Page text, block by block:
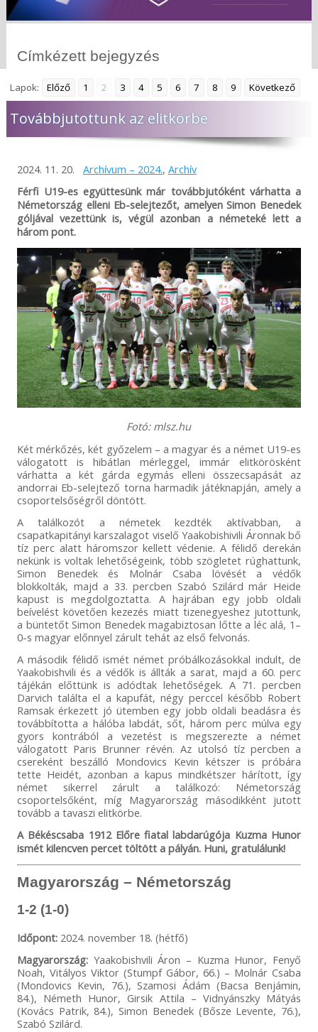
Címkézett bejegyzés
Lapok: Előző 1 2 3 4 5 6 7 8 9 Következő
Továbbjutottunk az elitkörbe
2024. 11. 20. Archívum – 2024., Archív
Férfi U19-es együttesünk már továbbjutóként várhatta a
Németország elleni Eb-selejtezőt, amelyen Simon Benedek
góljával vezettünk is, végül azonban a németeké lett a
három pont.
Fotó: mlsz.hu
Két mérkőzés, két győzelem – a magyar és a német U19-es
válogatott is hibátlan mérleggel, immár elitkörösként
várhatta a két gárda egymás elleni összecsapását az
andorrai Eb-selejtező torna harmadik játéknapján, amely a
csoportelsőségről döntött.
A találkozót a németek kezdték aktívabban, a
csapatkapitányi karszalagot viselő Yaakobishivili Áronnak bő
tíz perc alatt háromszor kellett védenie. A félidő derekán
nekünk is voltak lehetőségeink, több szögletet rúghattunk,
Simon Benedek és Molnár Csaba lövését a védők
blokkolták, majd a 33. percben Szabó Szilárd már Heide
kapust is megdolgoztatta. A hajrában egy jobb oldali
beívelést követően kezezés miatt tizenegyeshez jutottunk,
a büntetőt Simon Benedek magabiztosan lőtte a léc alá, 1–
0-s magyar előnnyel zárult tehát az első felvonás.
A második félidő ismét német próbálkozásokkal indult, de
Yaakobishvili és a védők is állták a sarat, majd a 60. perc
tájékán előttünk is adódtak lehetőségek. A 71. percben
Darvich találta el a kapufát, négy perccel később Robert
Ramsak érkezett jó ütemben egy jobb oldali beadásra és
továbbította a hálóba labdát, sőt, három perc múlva egy
gyors kontrából a vezetést is megszerezte a német
válogatott Paris Brunner révén. Az utolsó tíz percben a
csereként beszálló Mondovics Kevin kétszer is próbára
tette Heidét, azonban a kapus mindkétszer hárított, így
német sikerrel zárult a találkozó: Németország
csoportelsőként, míg Magyarország másodikként jutott
tovább a tavaszi elitkörbe.
A Békéscsaba 1912 Előre fiatal labdarúgója Kuzma Hunor
ismét kilencven percet töltött a pályán. Huni, gratulálunk!
Magyarország – Németország
1-2 (1-0)
Időpont:2024. november 18. (hétfő)
Magyarország:Yaakobishvili Áron – Kuzma Hunor, Fenyő
Noah, Vitályos Viktor (Stumpf Gábor, 66.) – Molnár Csaba
(Mondovics Kevin, 76.), Szamosi Ádám (Bacsa Benjámin,
84.), Németh Hunor, Girsik Attila – Vidnyánszky Mátyás
(Kovács Patrik, 84.), Simon Benedek (Bősze Levente, 76.),
Szabó Szilárd.